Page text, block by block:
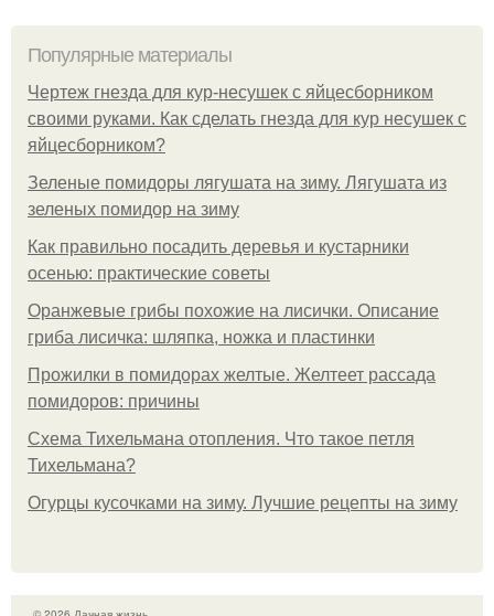
Популярные материалы
Чертеж гнезда для кур-несушек с яйцесборником
своими руками. Как сделать гнезда для кур несушек с
яйцесборником?
Зеленые помидоры лягушата на зиму. Лягушата из
зеленых помидор на зиму
Как правильно посадить деревья и кустарники
осенью: практические советы
Оранжевые грибы похожие на лисички. Описание
гриба лисичка: шляпка, ножка и пластинки
Прожилки в помидорах желтые. Желтеет рассада
помидоров: причины
Схема Тихельмана отопления. Что такое петля
Тихельмана?
Огурцы кусочками на зиму. Лучшие рецепты на зиму